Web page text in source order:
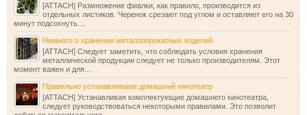
[ATTACH] Размножение фиалки, как правило, производится из
отдельных листиков. Черенок срезают под углом и оставляют его на 30
минут подсохнуть....
Немного о хранении металлопрокатных изделий
[ATTACH] Следует заметить, что соблюдать условия хранения
металлической продукции следует не только производителям. Этот
момент важен и для...
Правильно устанавливаем домашний кинотеатр
[ATTACH] Устанавливая комплектующие домашнего кинотеатра,
следует руководствоваться некоторыми правилами. Это позволит